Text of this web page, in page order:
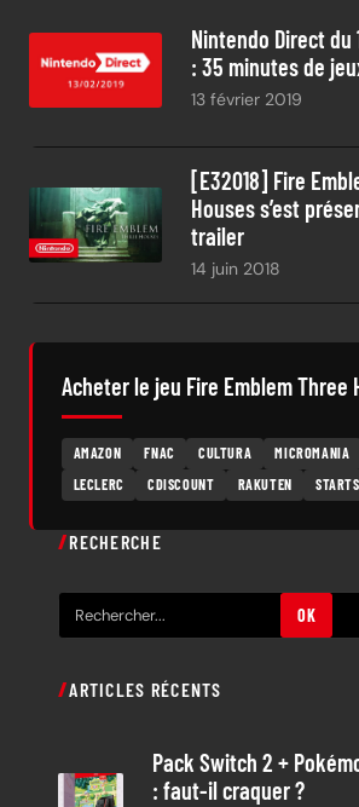
Nintendo Direct du
: 35 minutes de
13 février 2019
[E32018] Fire
Houses s’est
trailer
14 juin 2018
Acheter le jeu Fire Emblem Three
AMAZON FNAC CULTURA MICROMANIA
LECLERC
CDISCOUNT RAKUTEN
RECHERCHE
e
h
OK
ARTICLES RÉCENTS
Pack Switch 2 +
: faut-il craquer ?